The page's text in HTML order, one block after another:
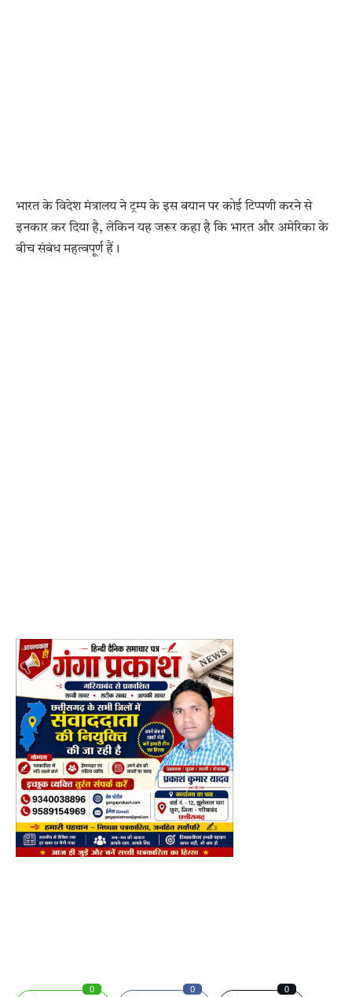
भारत के विदेश मंत्रालय ने ट्रम्प के इस बयान पर कोई टिप्पणी करने से
इनकार कर दिया है, लेकिन यह जरूर कहा है कि भारत और अमेरिका के
बीच संबंध महत्वपूर्ण हैं।
0 0 0